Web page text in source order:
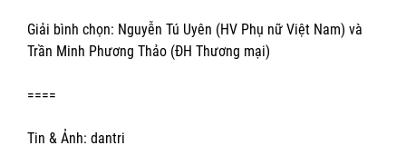
Giải bình chọn: Nguyễn Tú Uyên (HV Phụ nữ Việt Nam) và
Trần Minh Phương Thảo (ĐH Thương mại)
====
Tin & Ảnh: dantri